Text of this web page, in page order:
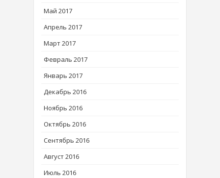
Май 2017
Апрель 2017
Март 2017
Февраль 2017
Январь 2017
Декабрь 2016
Ноябрь 2016
Октябрь 2016
Сентябрь 2016
Август 2016
Июль 2016